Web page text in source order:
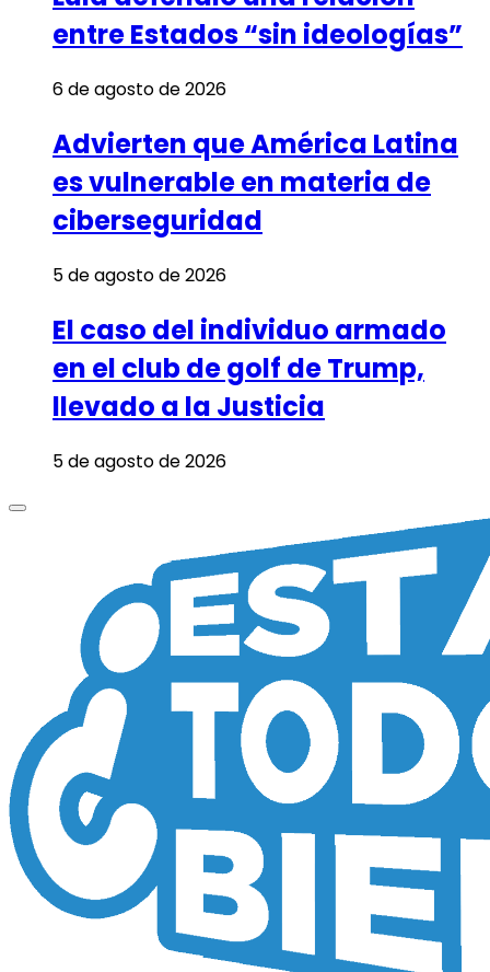
entre Estados “sin ideologías”
6 de agosto de 2026
Advierten que América Latina
es vulnerable en materia de
ciberseguridad
5 de agosto de 2026
El caso del individuo armado
en el club de golf de Trump,
llevado a la Justicia
5 de agosto de 2026